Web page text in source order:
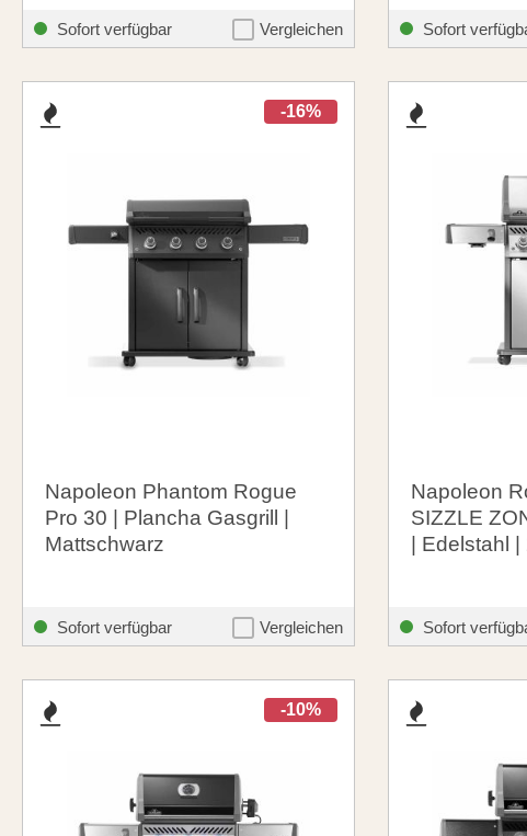
249,00 € santosgrills-theme.listing.formerPrice:
299,00 €
Sofort verfügbar Vergleichen 439,00 €
Sofort
-16%
Napoleon Phantom Rogue
Pro 30 | Plancha Gasgrill |
Mattschwarz
759,00 € santosgrills-theme.listing.formerPrice:
899,00 €
Sofort verfügbar Vergleichen
Napoleon
SIZZLE
| Edelstahl |
1.029,00
Sofort
-10%